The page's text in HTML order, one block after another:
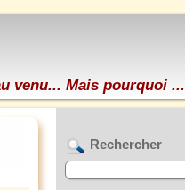
venu... Mais pourquoi
Rechercher